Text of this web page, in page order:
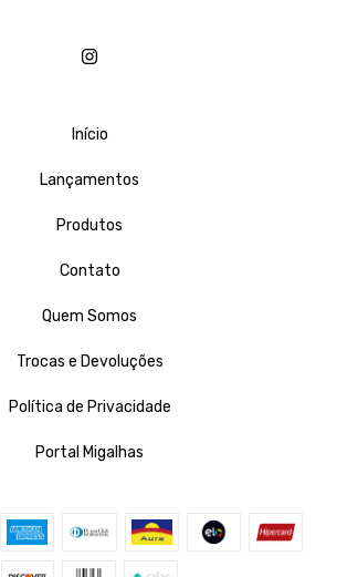
Início
Lançamentos
Produtos
Contato
Quem Somos
Trocas e Devoluções
Política de Privacidade
Portal Migalhas